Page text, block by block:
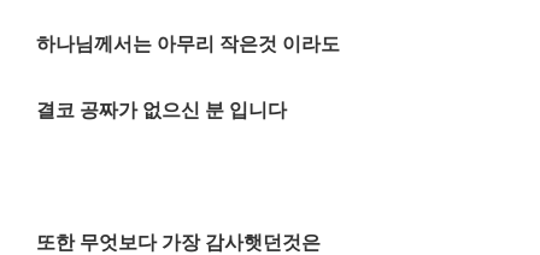
하나님께서는 아무리 작은것 이라도
결코 공짜가 없으신 분 입니다
또한 무엇보다 가장 감사햇던것은